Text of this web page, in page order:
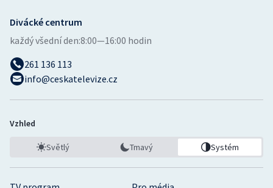
Divácké centrum
každý všední den:8:00—16:00 hodin
261 136 113
info@ceskatelevize.cz
Vzhled
Světlý Tmavý Systém